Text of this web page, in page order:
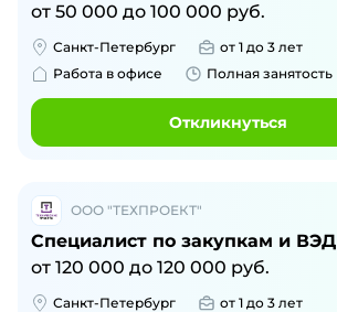
от 50 000 до 100 000 руб.
Санкт-Петербург
от 1 до 3 лет
Работа в офисе
Полная занятость
Откликнуться
ООО "ТЕХПРОЕКТ"
Специалист по закупкам и ВЭД
от 120 000 до 120 000 руб.
Санкт-Петербург
от 1 до 3 лет